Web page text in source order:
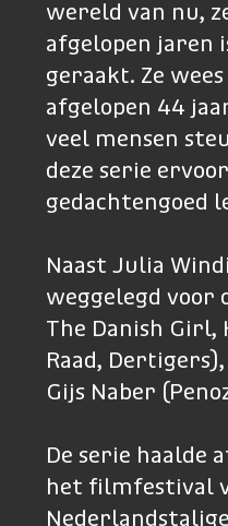
wereld van nu,
afgelopen jaren
geraakt. Ze
afgelopen 44
veel mensen
deze serie
gedachtengoed
Naast Julia
weggelegd voor
The Danish Girl,
Raad,
Gijs Naber
De serie haalde
het filmfestival